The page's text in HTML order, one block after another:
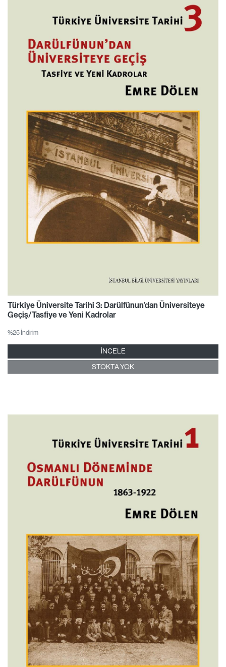
Türkiye Üniversite Tarihi 3: Darülfünun’dan Üniversiteye
Geçiş/Tasfiye ve Yeni Kadrolar
%25 İndirim
İNCELE
STOKTA YOK